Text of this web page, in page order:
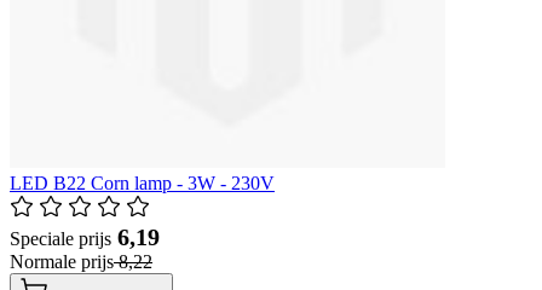
LED B22 Corn lamp - 3W - 230V
Speciale prijs ​ 6,19
Normale prijs​ 8,22